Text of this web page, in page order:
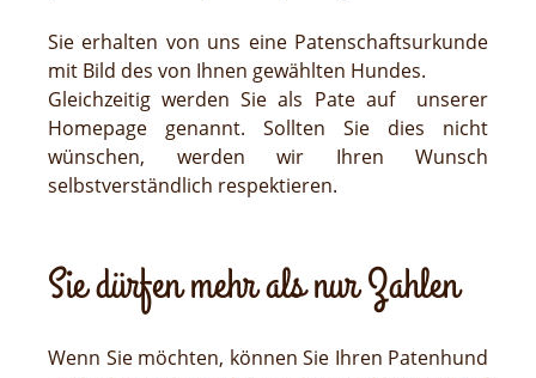
Sie erhalten von uns eine Patenschaftsurkunde
mit Bild des von Ihnen gewählten Hundes.
Gleichzeitig werden Sie als Pate auf unserer
Homepage genannt. Sollten Sie dies nicht
wünschen, werden wir Ihren Wunsch
selbstverständlich respektieren.
Sie dürfen mehr als nur Zahlen
Wenn Sie möchten, können Sie Ihren Patenhund